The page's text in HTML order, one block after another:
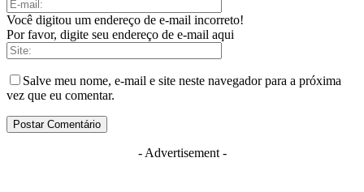
Você digitou um endereço de e-mail incorreto!
Por favor, digite seu endereço de e-mail aqui
Salve meu nome, e-mail e site neste navegador para a próxima
vez que eu comentar.
- Advertisement -